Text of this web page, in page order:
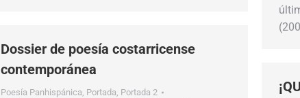
Dossier de poesía costarricense
contemporánea
Poesía Panhispánica, Portada, Portada 2